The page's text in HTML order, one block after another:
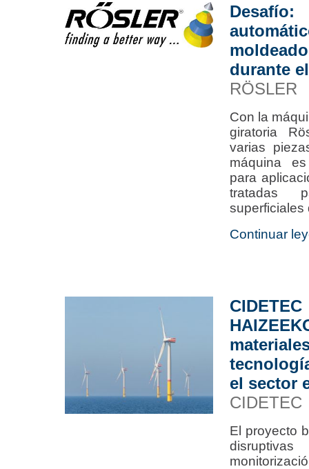
durante
RÖSLER
Con la
giratoria
varias
máquina
para
tratadas
superficiales
Continuar
el sector
CIDETEC
El proyecto